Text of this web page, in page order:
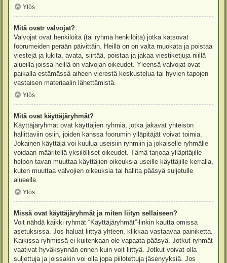
Ylös
Mitä ovatr valvojat?
Valvojat ovat henkilöitä (tai ryhmä henkilöitä) jotka katsovat
foorumeiden perään päivittäin. Heillä on on valta muokata ja poistaa
viestejä ja lukita, avata, siirtää, poistaa ja jakaa viestiketjuja niillä
alueilla joissa heillä on valvojan oikeudet. Yleensä valvojat ovat
paikalla estämässä aiheen vierestä keskustelua tai hyvien tapojen
vastaisen materiaalin lähettämistä.
Ylös
Mitä ovat käyttäjäryhmät?
Käyttäjäryhmät ovat käyttäjien ryhmiä, jotka jakavat yhteisön
hallittaviin osiin, joiden kanssa foorumin ylläpitäjät voivat toimia.
Jokainen käyttäjä voi kuulua useisiin ryhmiin ja jokaiselle ryhmälle
voidaan määritellä yksilölliset oikeudet. Tämä tarjoaa ylläpitäjille
helpon tavan muuttaa käyttäjien oikeuksia useille käyttäjille kerralla,
kuten muuttaa valvojien oikeuksia tai hallita pääsyä suljetulle
alueelle.
Ylös
Missä ovat käyttäjäryhmät ja miten liityn sellaiseen?
Voit nähdä kaikki ryhmät “Käyttäjäryhmät”-linkin kautta omissa
asetuksissa. Jos haluat liittyä yhteen, klikkaa vastaavaa painiketta.
Kaikissa ryhmissä ei kuitenkaan ole vapaata pääsyä. Jotkut ryhmät
vaativat hyväksynnän ennen kuin voit liittyä. Jotkut voivat olla
suljettuja ja joissakin voi olla jopa piilotettuja jäsenyyksiä. Jos